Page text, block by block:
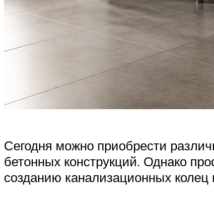
Сегодня можно приобрести
бетонных конструкций. Однако
созданию канализационных